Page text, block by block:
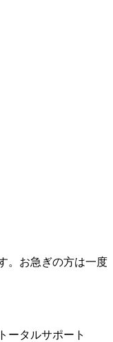
。お急ぎの方は一度
ータルサポート